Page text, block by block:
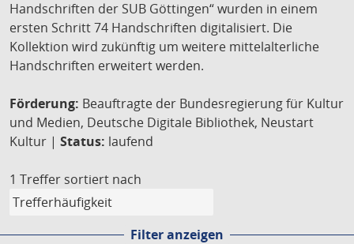
Handschriften der SUB Göttingen“ wurden in einem
ersten Schritt 74 Handschriften digitalisiert. Die
Kollektion wird zukünftig um weitere mittelalterliche
Handschriften erweitert werden.
Förderung: Beauftragte der Bundesregierung für Kultur
und Medien, Deutsche Digitale Bibliothek, Neustart
Kultur | Status: laufend
1 Treffer sortiert nach
Filter anzeigen